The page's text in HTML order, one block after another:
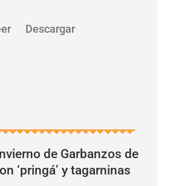
Descargar
de Garbanzos de
‘pringá’ y tagarninas